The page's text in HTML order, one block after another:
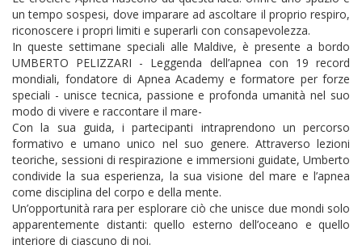
un tempo sospesi, dove imparare ad ascoltare il proprio respiro,
riconoscere i propri limiti e superarli con consapevolezza.
In queste settimane speciali alle Maldive, è presente a bordo
UMBERTO PELIZZARI - Leggenda dell’apnea con 19 record
mondiali, fondatore di Apnea Academy e formatore per forze
speciali - unisce tecnica, passione e profonda umanità nel suo
modo di vivere e raccontare il mare-
Con la sua guida, i partecipanti intraprendono un percorso
formativo e umano unico nel suo genere. Attraverso lezioni
teoriche, sessioni di respirazione e immersioni guidate, Umberto
condivide la sua esperienza, la sua visione del mare e l’apnea
come disciplina del corpo e della mente.
Un’opportunità rara per esplorare ciò che unisce due mondi solo
apparentemente distanti: quello esterno dell’oceano e quello
interiore di ciascuno di noi.